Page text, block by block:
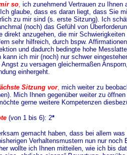
so, ich zunehmend Vertrauen zu
glaube, dass es daran liegt, dass Sie
zu mir sind (s. erste Sitzung). Ich
(noch) das Gefühl von
direkt anzugehen, die mir
sehr hilfreich, durch bspw.
und dadurch bedingte hohe
ich mir (noch) nur schwer
zu versagen gleichermaßen
einhergeht.
Sitzung vor, mich weiter zu
Mich Ihnen gegenüber weiter zu
gerne weitere Kompetenzen
(von 1 bis 6): 2*
gemacht haben, dass bei allem
Verhaltensmustern nun nur
wollte ich Ihnen mitteilen, wie ich bis